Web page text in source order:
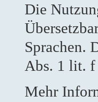
Die
Sprachen.
Abs. 1 lit. f
Mehr